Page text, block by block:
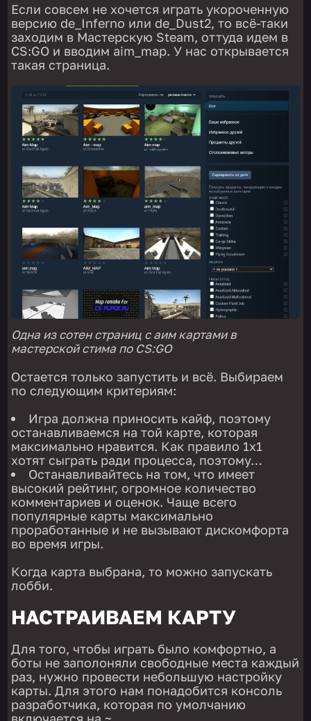
Если совсем не хочется играть укороченную
версию de_Inferno или de_Dust2, то всё-таки
заходим в Мастерскую Steam, оттуда идем в
CS:GO и вводим aim_map. У нас открывается
такая страница.
Одна из сотен страниц с аим картами в
мастерской стима по CS:GO
Остается только запустить и всё. Выбираем
по следующим критериям:
Игра должна приносить кайф, поэтому
останавливаемся на той карте, которая
максимально нравится. Как правило 1х1
хотят сыграть ради процесса, поэтому…
Останавливайтесь на том, что имеет
высокий рейтинг, огромное количество
комментариев и оценок. Чаще всего
популярные карты максимально
проработанные и не вызывают дискомфорта
во время игры.
Когда карта выбрана, то можно запускать
лобби.
НАСТРАИВАЕМ КАРТУ
Для того, чтобы играть было комфортно, а
боты не заполоняли свободные места каждый
раз, нужно провести небольшую настройку
карты. Для этого нам понадобится консоль
разработчика, которая по умолчанию
включается на ~.